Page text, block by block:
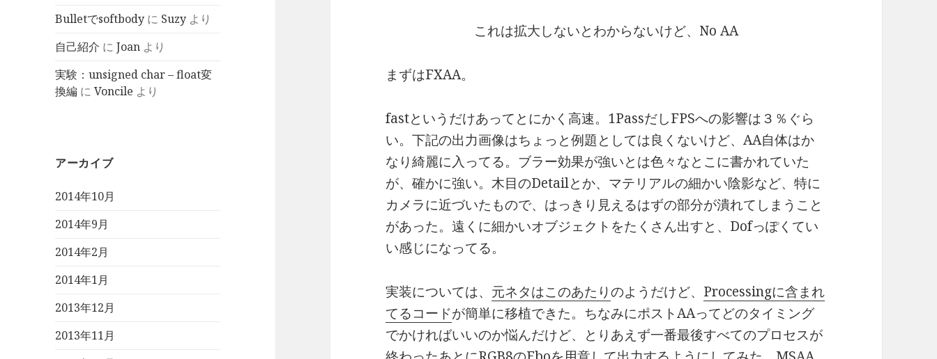
Bulletでsoftbody に Suzy より
自己紹介 にJoan より
実験：unsigned char – float変
換編 にVoncile より
アーカイブ
2014年10月
2014年9月
2014年2月
2014年1月
2013年12月
2013年11月
これは拡大しないとわからないけど、No AA
まずはFXAA。
fastというだけあってとにかく高速。1PassだしFPSへの影響は３％ぐら
い。下記の出力画像はちょっと例題としては良くないけど、AA自体はか
なり綺麗に入ってる。ブラー効果が強いとは色々なとこに書かれていた
が、確かに強い。木目のDetailとか、マテリアルの細かい陰影など、特に
カメラに近づいたもので、はっきり見えるはずの部分が潰れてしまうこと
があった。遠くに細かいオブジェクトをたくさん出すと、Dofっぽくてい
い感じになってる。
実装については、 元ネタはこのあたりのようだけど、 Processingに含まれ
てるコードが簡単に移植できた。ちなみにポストAAってどのタイミング
でかければいいのか悩んだけど、とりあえず一番最後すべてのプロセスが